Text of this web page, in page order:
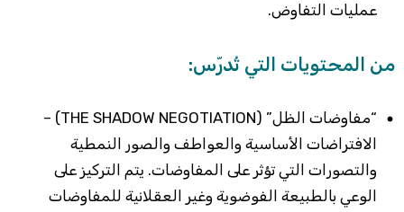
عمليات التفاوض.
من المحتويات التي تُدرّس:
“مفاوضات الظل” (THE SHADOW NEGOTIATION) –
الافتراضات الأساسية والعواطف والصور النمطية
والتصورات التي تؤثر على المفاوضات. يتم التركيز على
الوعي بالطبيعة الفوضوية وغير العقلانية للمفاوضات